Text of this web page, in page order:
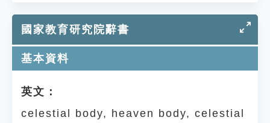
國家教育研究院辭書
基本資料
英文：
celestial body, heaven body, celestial